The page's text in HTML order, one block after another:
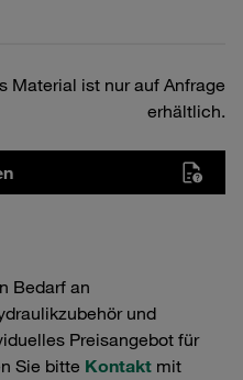
Material ist nur auf Anfrage
erhältlich.
Bedarf an
und
Preisangebot für
Sie bitte Kontakt mit